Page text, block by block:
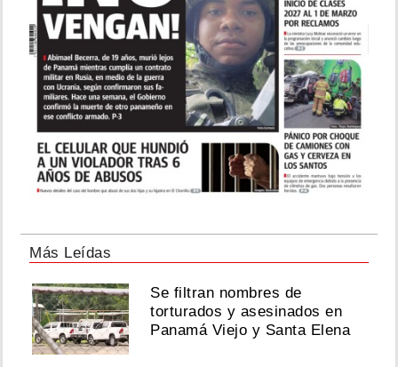
Más Leídas
Se filtran nombres de
torturados y asesinados en
Panamá Viejo y Santa Elena